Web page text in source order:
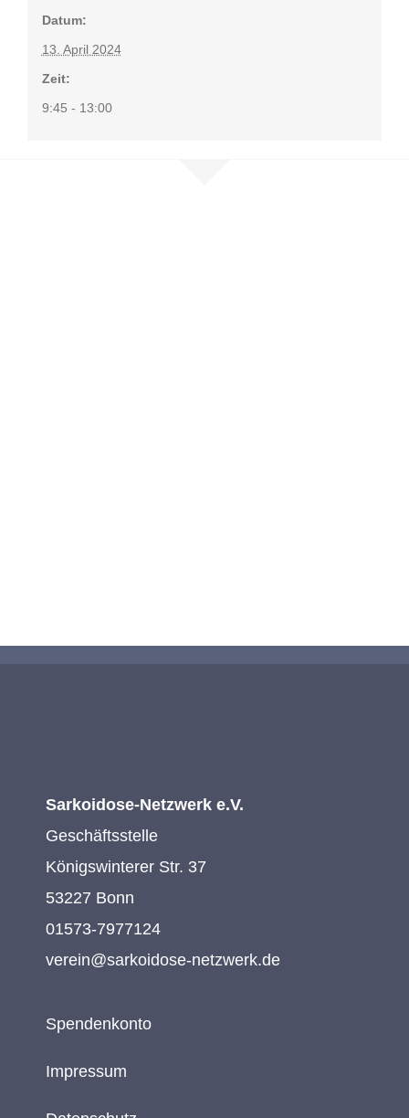
Datum:
13. April 2024
Zeit:
9:45 - 13:00
Sarkoidose-Netzwerk e.V.
Geschäftsstelle
Königswinterer Str. 37
53227 Bonn
01573-7977124
verein@sarkoidose-netzwerk.de
Spendenkonto
Impressum